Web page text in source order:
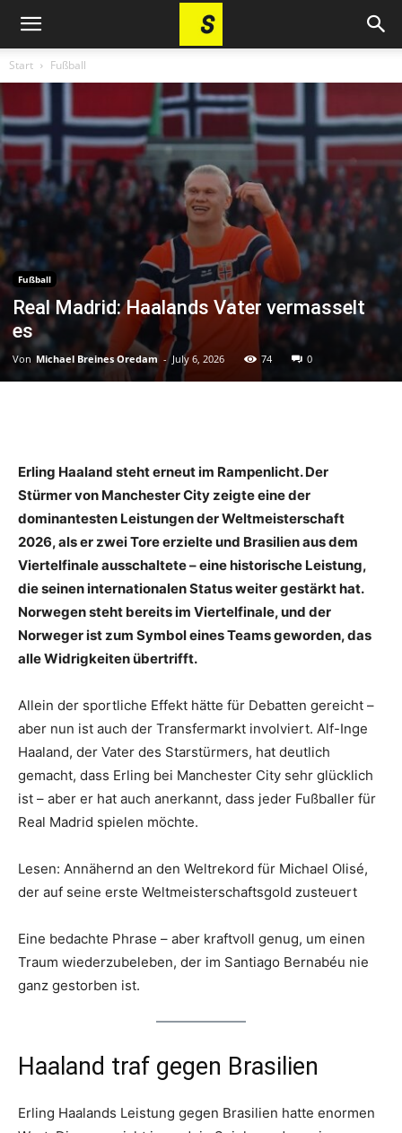
Start Fußball
Fußball
Real Madrid: Haalands Vater vermasselt
es
Von Michael Breines Oredam - July 6, 2026 74 0
Erling Haaland steht erneut im Rampenlicht. Der
Stürmer von Manchester City zeigte eine der
dominantesten Leistungen der Weltmeisterschaft
2026, als er zwei Tore erzielte und Brasilien aus dem
Viertelfinale ausschaltete – eine historische Leistung,
die seinen internationalen Status weiter gestärkt hat.
Norwegen steht bereits im Viertelfinale, und der
Norweger ist zum Symbol eines Teams geworden, das
alle Widrigkeiten übertrifft.
Allein der sportliche Effekt hätte für Debatten gereicht –
aber nun ist auch der Transfermarkt involviert. Alf-Inge
Haaland, der Vater des Starstürmers, hat deutlich
gemacht, dass Erling bei Manchester City sehr glücklich
ist – aber er hat auch anerkannt, dass jeder Fußballer für
Real Madrid spielen möchte.
Lesen: Annähernd an den Weltrekord für Michael Olisé,
der auf seine erste Weltmeisterschaftsgold zusteuert
Eine bedachte Phrase – aber kraftvoll genug, um einen
Traum wiederzubeleben, der im Santiago Bernabéu nie
ganz gestorben ist.
Haaland traf gegen Brasilien
Erling Haalands Leistung gegen Brasilien hatte enormen